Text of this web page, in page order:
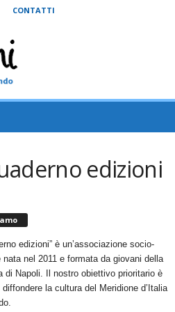
CONTATTI
edizioni
edizioni” è un’associazione socio-
nata nel 2011 e formata da giovani della
di Napoli. Il nostro obiettivo prioritario è
la cultura del Meridione d’Italia